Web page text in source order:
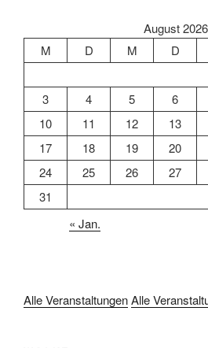
August 2026
M
D M D
3
4 5 6
10
11 12 13
17
18 19 20
24
25 26 27
31
« Jan.
Alle VeranstaltungenAlle